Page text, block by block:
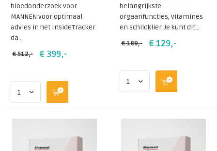
bloedonderzoek voor
MANNEN voor optimaal
advies in het InsideTracker
da...
€ 512,- € 399,-
belangrijkste
orgaanfuncties, vitamines
en schildklier. Je kunt dit...
€ 189,- € 129,-